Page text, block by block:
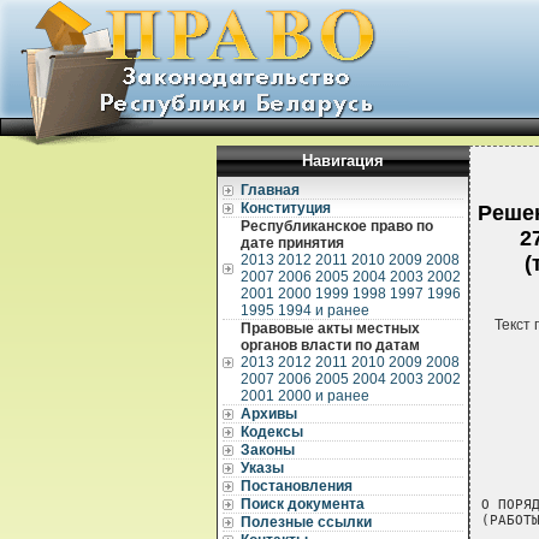
Навигация
Главная
Конституция
Республиканское право по
дате принятия
2013 2012 2011 2010 2009 2008
2007 2006 2005 2004 2003 2002
2001 2000 1999 1998 1997 1996
1995 1994 и ранее
Правовые акты местных
органов власти по датам
2013 2012 2011 2010 2009 2008
2007 2006 2005 2004 2003 2002
2001 2000 и ранее
Архивы
Кодексы
Законы
Указы
Постановления
Поиск документа
Полезные ссылки
Текст
РЕШЕНИЕ МИНСКОГО ОБЛАСТНОГО ИСПОЛНИТЕЛЬНОГО КОМИТЕТА
                       27 января 2003 г. № 45

О ПОРЯДКЕ РЕГУЛИРОВАНИЯ ЦЕН (ТАРИФОВ), НАДБАВОК НА ТОВАРЫ
(РАБОТЫ, УСЛУГИ) ДЛЯ МЕСТНОГО ПОТРЕБЛЕНИЯ

       ![Изменения и дополнения:
            Решение Минского областного исполнительного комитета  от
         4 ноября 2003 г. №  842 (Национальный реестр правовых актов
         Республики Беларусь, 2003 г., № 132, 9/3033);
            Решение Минского  областного исполнительного комитета от
         5 мая 2004 г.  № 401 (Национальный  реестр  правовых  актов
         Республики Беларусь, 2004 г., № 80, 9/3423);
            Решение Минского  областного исполнительного комитета от
         14 марта 2005 г.  № 191 (Национальный реестр правовых актов
         Республики Беларусь, 2005 г., № 63, 9/4083);
            Решение Минского областного исполнительного комитета  от
         29  мая  2006 г.  № 514 (Национальный реестр правовых актов
         Республики Беларусь, 2006 г., № 97, 9/5178)]

     Во  исполнение  Указа  Президента Республики Беларусь от 19